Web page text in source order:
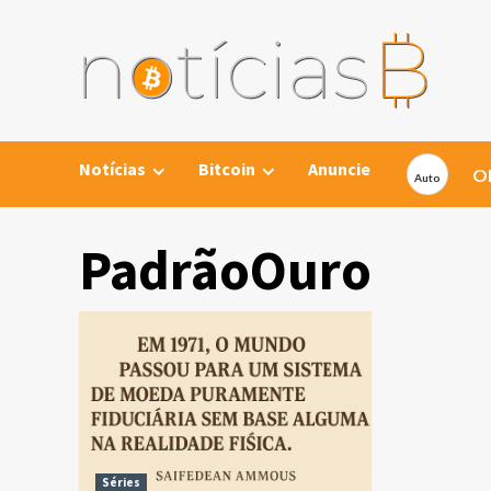
Notícias Bitcoin Anuncie
PadrãoOuro
Séries